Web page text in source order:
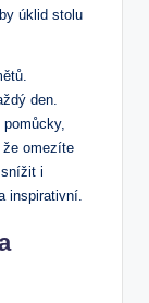
úklid stolu
‍den.
omezíte
i
inspirativní.